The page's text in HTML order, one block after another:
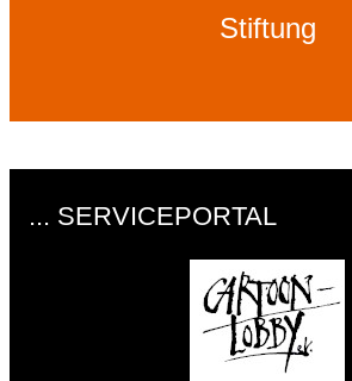
Stiftung
... SERVICEPORTAL